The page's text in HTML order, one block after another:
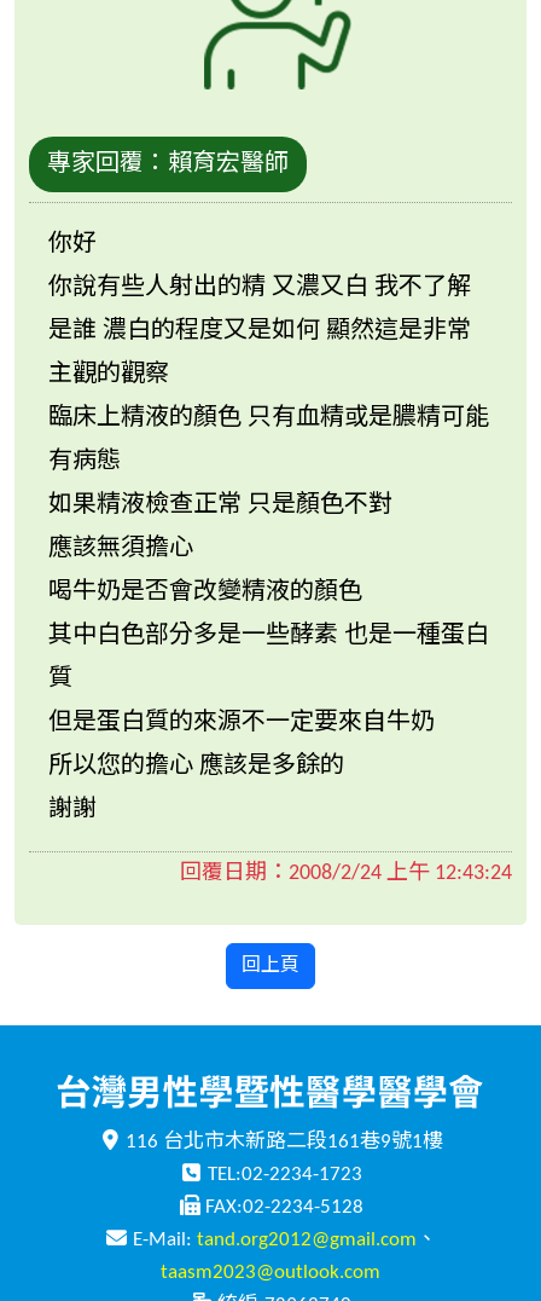
專家回覆： 賴育宏醫師
你好
你說有些人射出的精 又濃又白 我不了解
是誰 濃白的程度又是如何 顯然這是非常
主觀的觀察
臨床上精液的顏色 只有血精或是膿精可能
有病態
如果精液檢查正常 只是顏色不對
應該無須擔心
喝牛奶是否會改變精液的顏色
其中白色部分多是一些酵素 也是一種蛋白
質
但是蛋白質的來源不一定要來自牛奶
所以您的擔心 應該是多餘的
謝謝
回覆日期： 2008/2/24 上午 12:43:24
回上頁
116 台北市木新路二段161巷9號1樓
TEL:02-2234-1723
FAX:02-2234-5128
E-Mail: tand.org2012@gmail.com 、
taasm2023@outlook.com